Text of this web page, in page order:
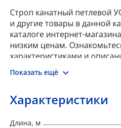
Строп канатный петлевой
и другие товары в данной
каталоге интернет-
низким ценам.
характеристиками и
о данном товаре, чтобы
выбор и заказать товар
Показать ещё
Характеристики
Длина, м